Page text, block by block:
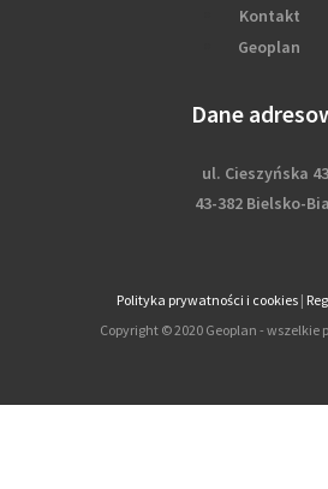
Kontakt
Geoplan
Dane
ul. Cieszyńska
43-382 Bielsko-
Polityka prywatności i cookies|
Copyright © 2020 Geoplan - wszelkie